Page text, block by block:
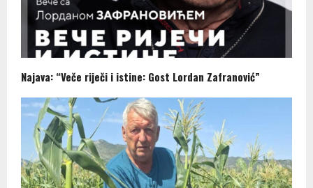
Najava: “Veče riječi i istine: Gost Lordan Zafranović”